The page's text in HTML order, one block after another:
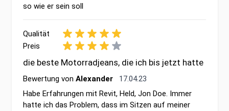
so wie er sein soll
Qualität
Preis
die beste Motorradjeans, die ich bis jetzt hatte
Bewertung von Alexander 17. April 2023
17.04.23
Habe Erfahrungen mit Revit, Held, Jon Doe. Immer
hatte ich das Problem, dass im Sitzen auf meiner